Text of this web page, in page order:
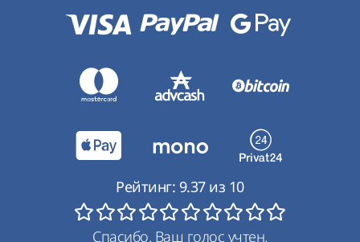
Рейтинг: 9.37из 10
Спасибо. Ваш голос учтен.